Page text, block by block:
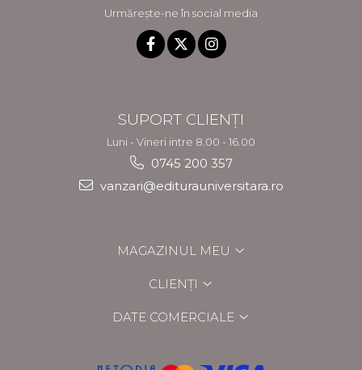
Urmărește-ne în social media
SUPORT CLIENȚI
Luni - Vineri intre 8.00 - 16.00
0745 200 357
vanzari@editurauniversitara.ro
MAGAZINUL MEU
CLIENȚI
DATE COMERCIALE